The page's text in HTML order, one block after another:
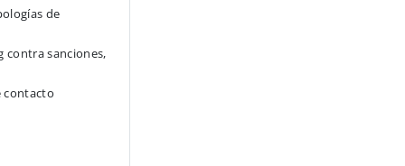
de
contra sanciones,
contacto